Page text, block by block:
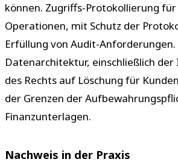
können. Zugriffs-Protokollierung
Operationen, mit Schutz der
Erfüllung von Audit-Anforderungen.
Datenarchitektur, einschließlich
des Rechts auf Löschung für
der Grenzen der
Finanzunterlagen.
Nachweis in der Praxis